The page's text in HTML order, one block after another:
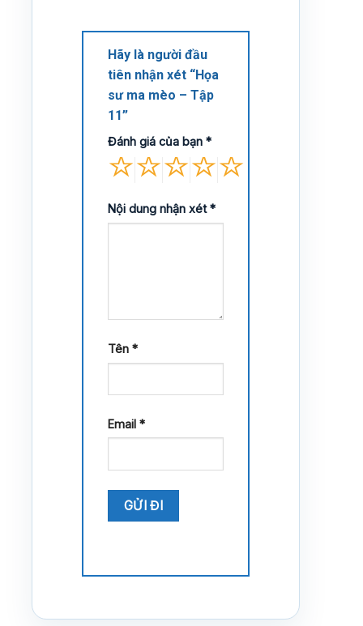
Hãy là người đầu
tiên nhận xét “Họa
sư ma mèo – Tập
11”
Đánh giá của bạn *
Nội dung nhận xét*
Tên *
Email *